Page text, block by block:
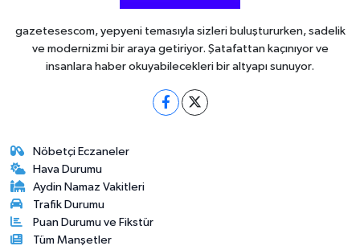
gazetesescom, yepyeni temasıyla sizleri buluştururken, sadelik
ve modernizmi bir araya getiriyor. Şatafattan kaçınıyor ve
insanlara haber okuyabilecekleri bir altyapı sunuyor.
Nöbetçi Eczaneler
Hava Durumu
Aydin Namaz Vakitleri
Trafik Durumu
Puan Durumu ve Fikstür
Tüm Manşetler